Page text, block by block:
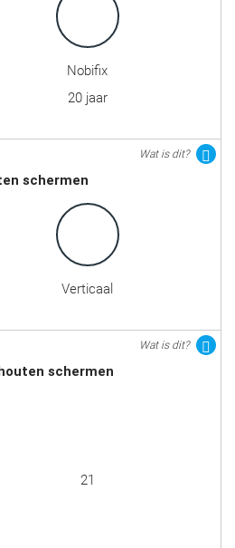
Nobifix
20 jaar
Wat is dit?
schermen
Verticaal
Wat is dit?
schermen
21